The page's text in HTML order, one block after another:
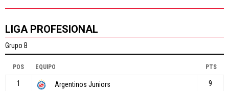
LIGA PROFESIONAL